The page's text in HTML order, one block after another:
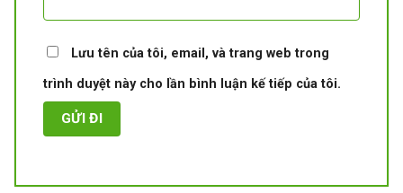
Lưu tên của tôi, email, và trang web trong
trình duyệt này cho lần bình luận kế tiếp của tôi.